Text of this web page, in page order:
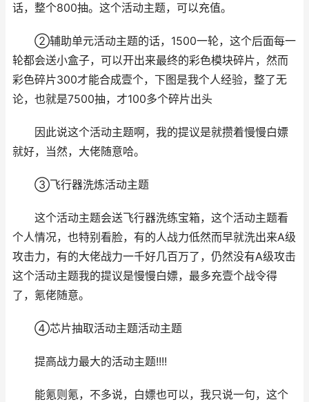
话，整个800抽。这个活动主题，可以充值。
②辅助单元活动主题的话，1500一轮，这个后面每一
轮都会送小盒子，可以开出来最终的彩色模块碎片，然而
彩色碎片300才能合成壹个，下图是我个人经验，整了无
论，也就是7500抽，才100多个碎片出头
因此说这个活动主题啊，我的提议是就攒着慢慢白嫖
就好，当然，大佬随意哈。
③飞行器洗炼活动主题
这个活动主题会送飞行器洗练宝箱，这个活动主题看
个人情况，也特别看脸，有的人战力低然而早就洗出来A级
攻击力，有的大佬战力一千好几百万了，仍然没有A级攻击
这个活动主题我的提议是慢慢白嫖，最多充壹个战令得
了，氪佬随意。
④芯片抽取活动主题活动主题
提高战力最大的活动主题!!!!
能氪则氪，不多说，白嫖也可以，我只说一句，这个